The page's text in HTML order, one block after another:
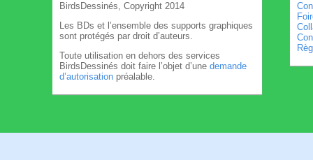
BirdsDessinés, Copyright 2014
Les BDs et l’ensemble des supports graphiques
sont protégés par droit d’auteurs.
Toute utilisation en dehors des services
BirdsDessinés doit faire l’objet d’une demande
d’autorisation préalable.